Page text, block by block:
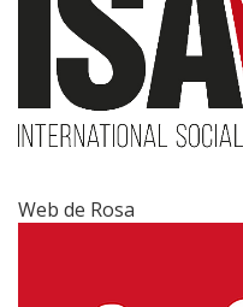
Web de Rosa